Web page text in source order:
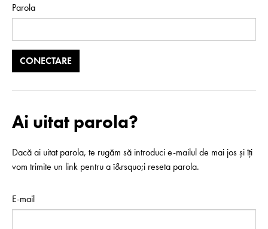
Parola
Ai uitat parola?
Dacă ai uitat parola, te rugăm să introduci e-mailul de mai jos și îți
vom trimite un link pentru a î&rsquo;i reseta parola.
E-mail